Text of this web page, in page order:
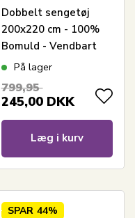
Dobbelt sengetøj
200x220 cm - 100%
Bomuld - Vendbart
med grønt harlequin
På lager
799,95
245,00 DKK
Læg i kurv
SPAR 44%